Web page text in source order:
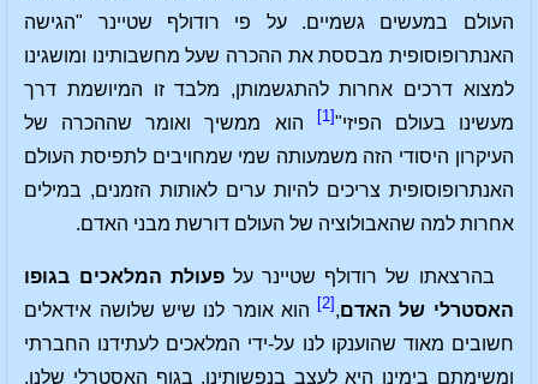
העולם במעשים גשמיים. על פי רודולף שטיינר "הגישה
האנתרופוסופית מבססת את ההכרה שעל מחשבותינו ומושגינו
למצוא דרכים אחרות להתגשמותן, מלבד זו המיושמת דרך
מעשינו בעולם הפיזי"[1]
הוא ממשיך ואומר שההכרה של
העיקרון היסודי הזה משמעותה שמי שמחויבים לתפיסת העולם
האנתרופוסופית צריכים להיות ערים לאותות הזמנים, במילים
אחרות למה שהאבולוציה של העולם דורשת מבני האדם.
בהרצאתו של רודולף שטיינר עלפעולת המלאכים בגופו
האסטרלי של האדם,
[2]
הוא אומר לנו שיש שלושה אידאלים
חשובים מאוד שהוענקו לנו על-ידי המלאכים לעתידנו החברתי
ומשימתם בימינו היא לעצב בנפשותינו, בגוף האסטרלי שלנו,